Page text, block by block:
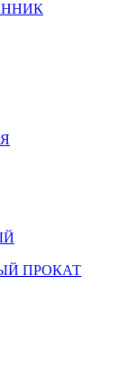
ПРОКАТ